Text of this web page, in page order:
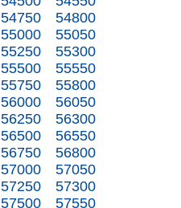
54750
54800
55000
55050
55250
55300
55500
55550
55750
55800
56000
56050
56250
56300
56500
56550
56750
56800
57000
57050
57250
57300
57500 57550